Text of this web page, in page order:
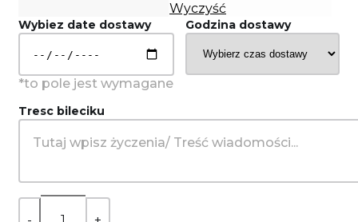
Wyczyść
Wybiez date dostawy Godzina dostawy
Tresc bileciku